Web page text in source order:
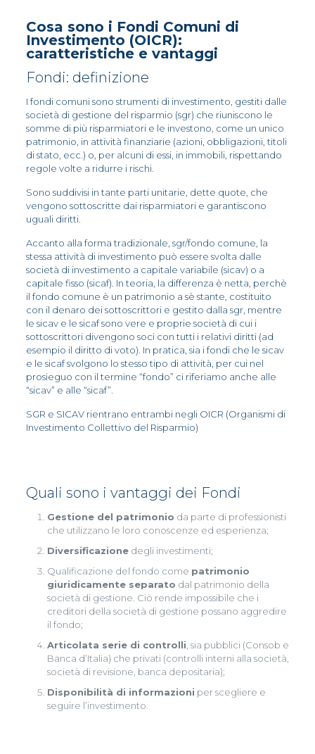
Cosa sono i Fondi Comuni di
Investimento (OICR):
caratteristiche e vantaggi
Fondi: definizione
I fondi comuni sono strumenti di investimento, gestiti dalle
società di gestione del risparmio (sgr) che riuniscono le
somme di più risparmiatori e le investono, come un unico
patrimonio, in attività finanziarie (azioni, obbligazioni, titoli
di stato, ecc.) o, per alcuni di essi, in immobili, rispettando
regole volte a ridurre i rischi.
Sono suddivisi in tante parti unitarie, dette quote, che
vengono sottoscritte dai risparmiatori e garantiscono
uguali diritti.
Accanto alla forma tradizionale, sgr/fondo comune, la
stessa attività di investimento può essere svolta dalle
società di investimento a capitale variabile (sicav) o a
capitale fisso (sicaf). In teoria, la differenza è netta, perchè
il fondo comune è un patrimonio a sè stante, costituito
con il denaro dei sottoscrittori e gestito dalla sgr, mentre
le sicav e le sicaf sono vere e proprie società di cui i
sottoscrittori divengono soci con tutti i relativi diritti (ad
esempio il diritto di voto). In pratica, sia i fondi che le sicav
e le sicaf svolgono lo stesso tipo di attività, per cui nel
prosieguo con il termine “fondo” ci riferiamo anche alle
“sicav” e alle “sicaf”.
SGR e SICAV rientrano entrambi negli OICR (Organismi di
Investimento Collettivo del Risparmio)
Quali sono i vantaggi dei Fondi
Gestione del patrimonio da parte di professionisti
che utilizzano le loro conoscenze ed esperienza;
Diversificazionedegli investimenti;
Qualificazione del fondo come patrimonio
giuridicamente separato dal patrimonio della
società di gestione. Ciò rende impossibile che i
creditori della società di gestione possano aggredire
il fondo;
Articolata serie di controlli, sia pubblici (Consob e
Banca d’Italia) che privati (controlli interni alla società,
società di revisione, banca depositaria);
Disponibilità di informazioni per scegliere e
seguire l’investimento.